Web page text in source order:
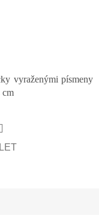
vyraženými písmeny
cm